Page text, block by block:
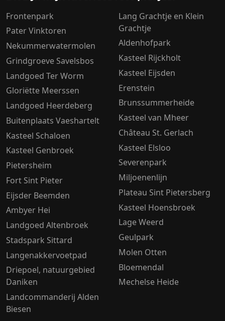
Frontenpark
Pater Vinktoren
Nekummerwatermolen
Grindgroeve Savelsbos
Landgoed Ter Worm
Gloriëtte Meerssen
Landgoed Heerdeberg
Buitenplaats Vaeshartelt
Kasteel Schaloen
Kasteel Genbroek
Pietersheim
Fort Sint Pieter
Eijsder Beemden
Ambyer Hei
Landgoed Altenbroek
Stadspark Sittard
Langenakkervoetpad
Driepoel, natuurgebied
Daniken
Landcommanderij Alden
Biesen
Lang Grachtje en Klein
Grachtje
Aldenhofpark
Kasteel Rijckholt
Kasteel Eijsden
Erenstein
Brunssummerheide
Kasteel van Mheer
Château St. Gerlach
Kasteel Elsloo
Severenpark
Miljoenenlijn
Plateau Sint Pietersberg
Kasteel Hoensbroek
Lage Weerd
Geulpark
Molen Otten
Bloemendal
Mechelse Heide